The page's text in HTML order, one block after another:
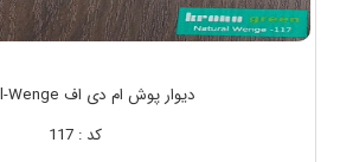
دیوار پوش ام دی اف Natural-Wenge
کد : 117